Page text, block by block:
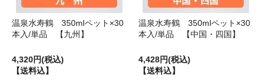
温泉水寿鶴 350mlペット×30
本入/単品 【九州】
4,320円(税込)
【送料込】
温泉水寿鶴 350mlペット×30
本入/単品 【中国・四国】
4,428円(税込)
【送料込】